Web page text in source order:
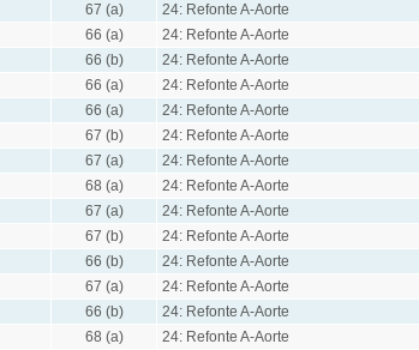
67 (a)
24: Refonte A-Aorte
66 (a)
24: Refonte A-Aorte
66 (b)
24: Refonte A-Aorte
66 (a)
24: Refonte A-Aorte
66 (a)
24: Refonte A-Aorte
67 (b)
24: Refonte A-Aorte
67 (a)
24: Refonte A-Aorte
68 (a)
24: Refonte A-Aorte
67 (a)
24: Refonte A-Aorte
67 (b)
24: Refonte A-Aorte
66 (b)
24: Refonte A-Aorte
67 (a)
24: Refonte A-Aorte
66 (b)
24: Refonte A-Aorte
68 (a)
24: Refonte A-Aorte